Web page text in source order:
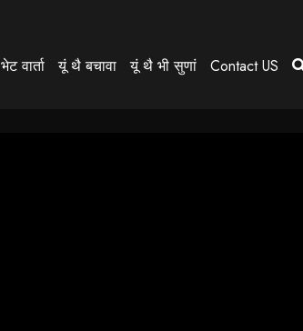
भेट वार्ता यूं थै बचावा यूं थै भी सुणां Contact US